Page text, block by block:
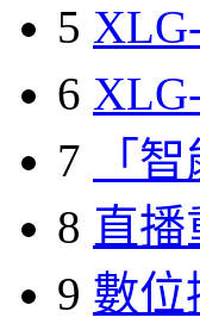
5
6
7
「
8 直播
9 數位